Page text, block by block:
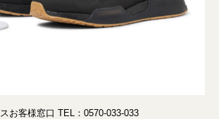
お客様窓口 TEL：0570-033-033